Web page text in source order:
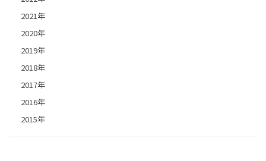
2021年
2020年
2019年
2018年
2017年
2016年
2015年